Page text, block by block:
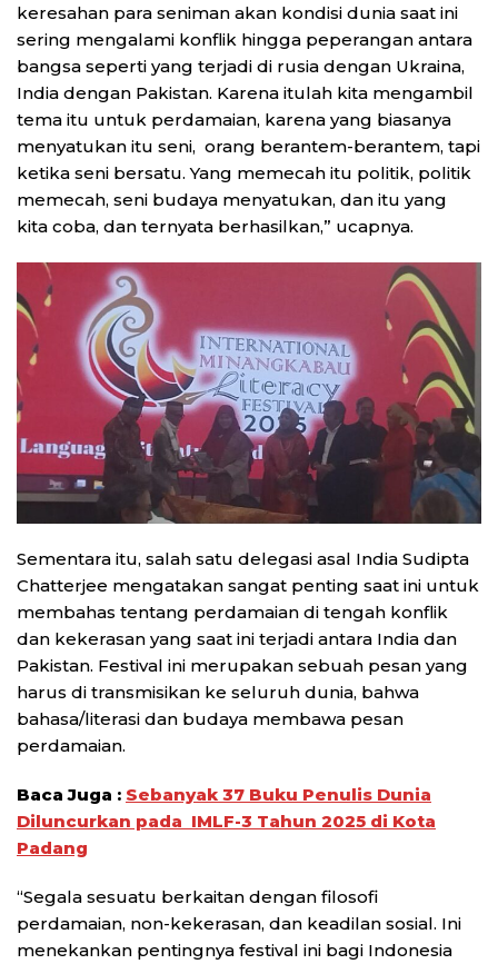
keresahan para seniman akan kondisi dunia saat ini
sering mengalami konflik hingga peperangan antara
bangsa seperti yang terjadi di rusia dengan Ukraina,
India dengan Pakistan. Karena itulah kita mengambil
tema itu untuk perdamaian, karena yang biasanya
menyatukan itu seni, orang berantem-berantem, tapi
ketika seni bersatu. Yang memecah itu politik, politik
memecah, seni budaya menyatukan, dan itu yang
kita coba, dan ternyata berhasilkan,” ucapnya.
Sementara itu, salah satu delegasi asal India Sudipta
Chatterjee mengatakan sangat penting saat ini untuk
membahas tentang perdamaian di tengah konflik
dan kekerasan yang saat ini terjadi antara India dan
Pakistan. Festival ini merupakan sebuah pesan yang
harus di transmisikan ke seluruh dunia, bahwa
bahasa/literasi dan budaya membawa pesan
perdamaian.
Baca Juga : Sebanyak 37 Buku Penulis Dunia
Diluncurkan pada IMLF-3 Tahun 2025 di Kota
Padang
“Segala sesuatu berkaitan dengan filosofi
perdamaian, non-kekerasan, dan keadilan sosial. Ini
menekankan pentingnya festival ini bagi Indonesia